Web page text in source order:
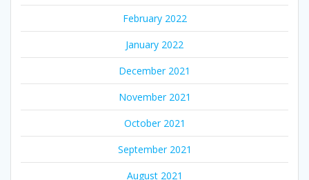
February 2022
January 2022
December 2021
November 2021
October 2021
September 2021
August 2021